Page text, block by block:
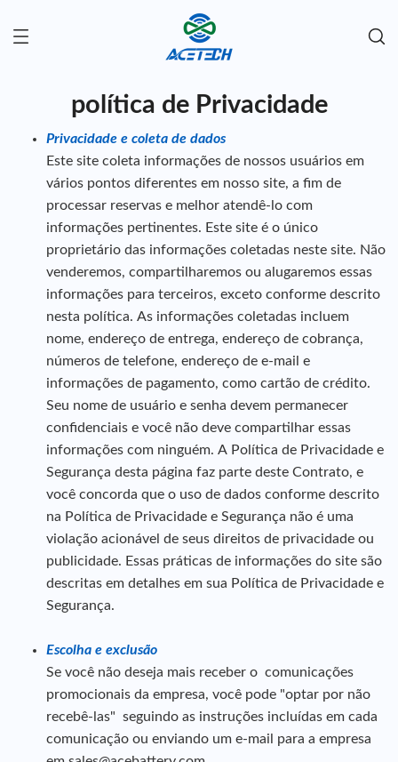
política de Privacidade
Privacidade e coleta de dados
Este site coleta informações de nossos usuários em
vários pontos diferentes em nosso site, a fim de
processar reservas e melhor atendê-lo com
informações pertinentes. Este site é o único
proprietário das informações coletadas neste site. Não
venderemos, compartilharemos ou alugaremos essas
informações para terceiros, exceto conforme descrito
nesta política. As informações coletadas incluem
nome, endereço de entrega, endereço de cobrança,
números de telefone, endereço de e-mail e
informações de pagamento, como cartão de crédito.
Seu nome de usuário e senha devem permanecer
confidenciais e você não deve compartilhar essas
informações com ninguém. A Política de Privacidade e
Segurança desta página faz parte deste Contrato, e
você concorda que o uso de dados conforme descrito
na Política de Privacidade e Segurança não é uma
violação acionável de seus direitos de privacidade ou
publicidade. Essas práticas de informações do site são
descritas em detalhes em sua Política de Privacidade e
Segurança.
Escolha e exclusão
Se você não deseja mais receber o comunicações
promocionais da empresa, você pode "optar por não
recebê-las" seguindo as instruções incluídas em cada
comunicação ou enviando um e-mail para a empresa